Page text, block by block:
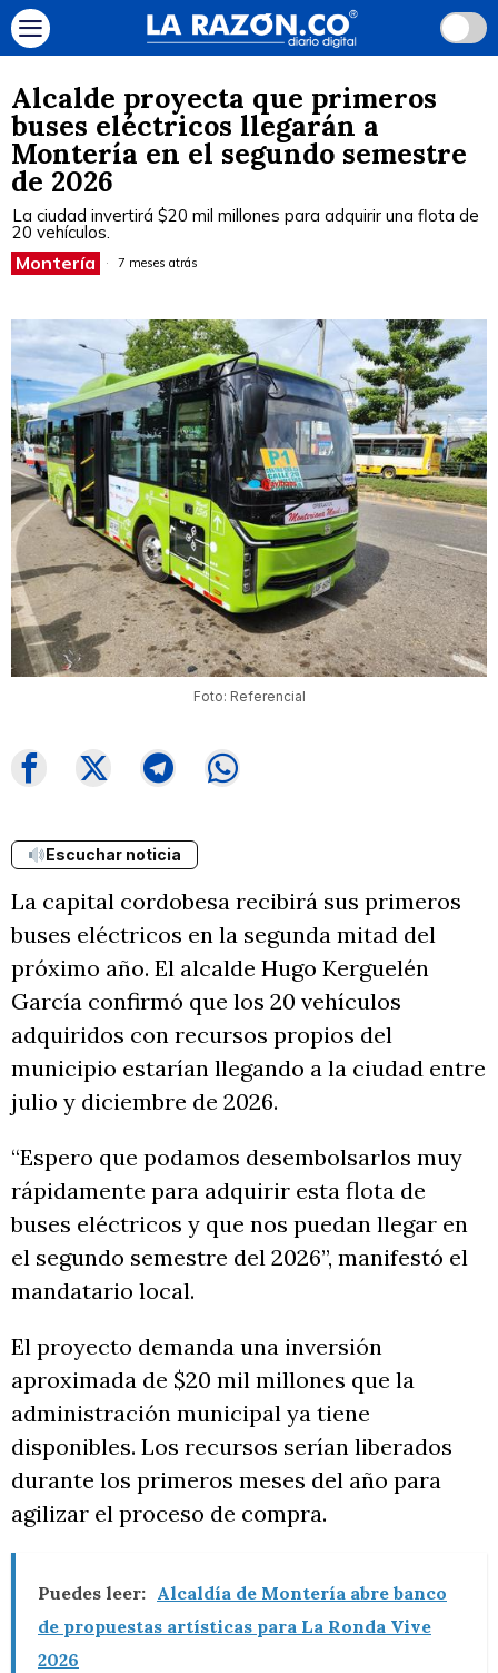
Alcalde proyecta que primeros
buses eléctricos llegarán a
Montería en el segundo semestre
de 2026
La ciudad invertirá $20 mil millones para adquirir una flota de
20 vehículos.
Montería 7 meses atrás
Foto: Referencial
Escuchar noticia
La capital cordobesa recibirá sus primeros
buses eléctricos en la segunda mitad del
próximo año. El alcalde Hugo Kerguelén
García confirmó que los 20 vehículos
adquiridos con recursos propios del
municipio estarían llegando a la ciudad entre
julio y diciembre de 2026.
“Espero que podamos desembolsarlos muy
rápidamente para adquirir esta flota de
buses eléctricos y que nos puedan llegar en
el segundo semestre del 2026”, manifestó el
mandatario local.
El proyecto demanda una inversión
aproximada de $20 mil millones que la
administración municipal ya tiene
disponibles. Los recursos serían liberados
durante los primeros meses del año para
agilizar el proceso de compra.
Puedes leer: Alcaldía de Montería abre banco
de propuestas artísticas para La Ronda Vive
2026